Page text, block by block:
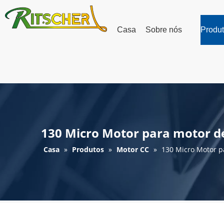
Casa Sobre nós
130 Micro Motor para motor
Casa » Produtos » Motor CC » 130 Micro Motor